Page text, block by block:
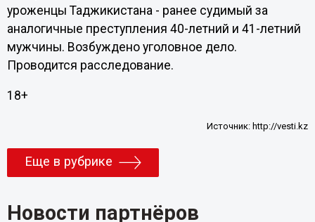
уроженцы Таджикистана - ранее судимый за
аналогичные преступления 40-летний и 41-летний
мужчины. Возбуждено уголовное дело.
Проводится расследование.
18+
Источник: http://vesti.kz
Еще в рубрике
Новости партнёров